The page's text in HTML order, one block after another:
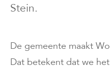
Stein.
De gemeente maakt
Dat betekent dat we